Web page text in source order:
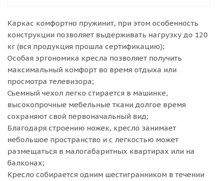
Каркас комфортно пружинит, при этом особенность
конструкции позволяет выдерживать нагрузку до 120
кг (вся продукция прошла сертификацию);
Особая эргономика кресла позволяет получить
максимальный комфорт во время отдыха или
просмотра телевизора;
Съемный чехол легко стирается в машинке,
высокопрочные мебельные ткани долгое время
сохраняют свой первоначальный вид;
Благодаря строению ножек, кресло занимает
небольшое пространство и с легкостью может
размещаться в малогабаритных квартирах или на
балконах;
Кресло собирается одним шестигранником в течении